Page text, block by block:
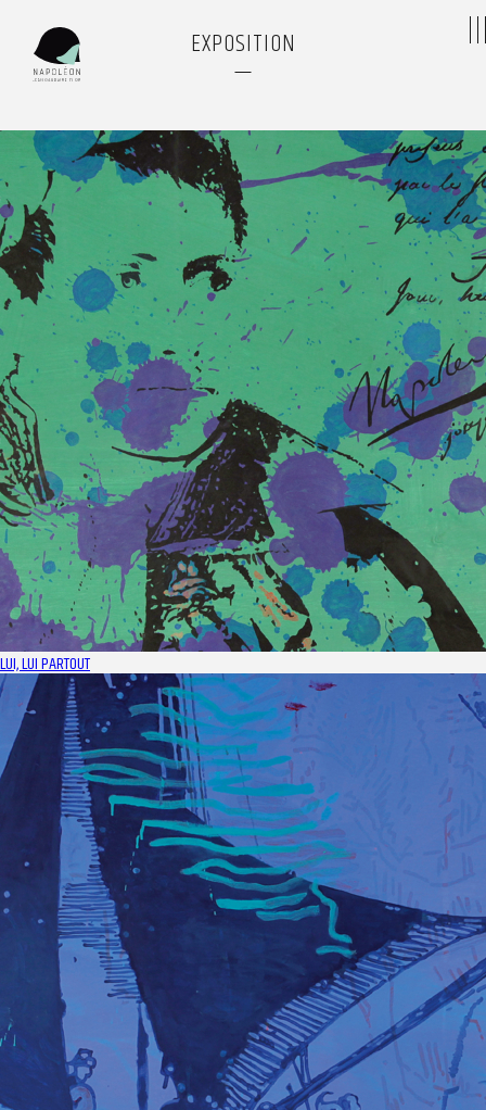
EXPOSITION
LUI, LUI PARTOUT